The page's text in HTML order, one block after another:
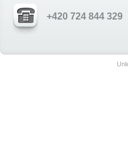
+420 724 844 329